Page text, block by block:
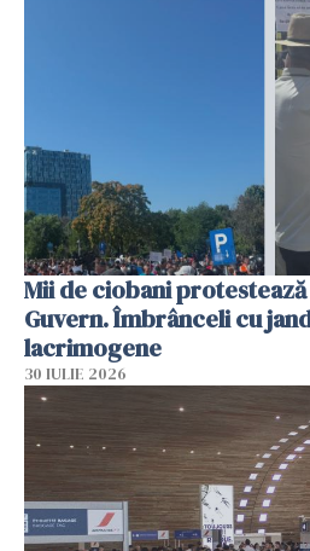
Mii de ciobani protestează
Guvern. Îmbrânceli cu
lacrimogene
30 IULIE 2026